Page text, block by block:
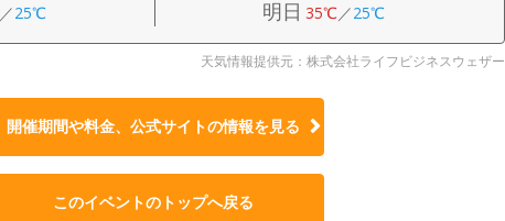
／25℃ 明日 35℃／25℃
天気情報提供元：株式会社ライフビジネスウェザー
開催期間や料金、公式サイトの情報を見る
このイベントのトップへ戻る